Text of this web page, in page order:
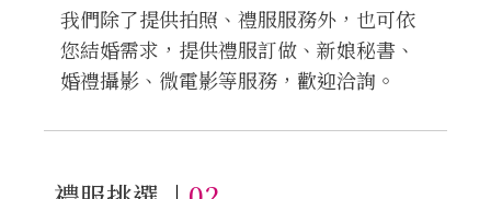
我們除了提供拍照、禮服服務外，也可依
您結婚需求，提供禮服訂做、新娘秘書、
婚禮攝影、微電影等服務，歡迎洽詢。